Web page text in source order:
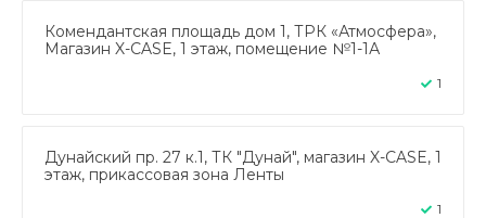
Комендантская площадь дом 1, ТРК «Атмосфера»,
Магазин X-CASE, 1 этаж, помещение №1-1А
1
Дунайский пр. 27 к.1, ТК "Дунай", магазин X-CASE, 1
этаж, прикассовая зона Ленты
1